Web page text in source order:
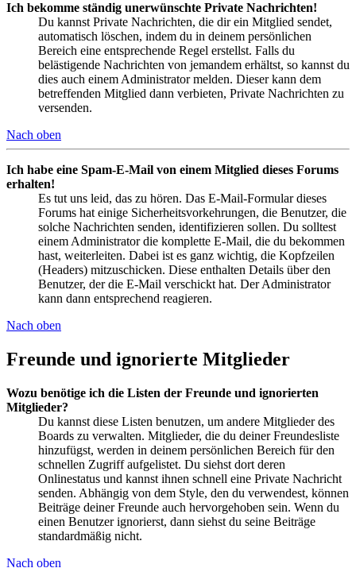
Ich bekomme ständig unerwünschte Private Nachrichten!
Du kannst Private Nachrichten, die dir ein Mitglied sendet,
automatisch löschen, indem du in deinem persönlichen
Bereich eine entsprechende Regel erstellst. Falls du
belästigende Nachrichten von jemandem erhältst, so kannst du
dies auch einem Administrator melden. Dieser kann dem
betreffenden Mitglied dann verbieten, Private Nachrichten zu
versenden.
Nach oben
Ich habe eine Spam-E-Mail von einem Mitglied dieses Forums
erhalten!
Es tut uns leid, das zu hören. Das E-Mail-Formular dieses
Forums hat einige Sicherheitsvorkehrungen, die Benutzer, die
solche Nachrichten senden, identifizieren sollen. Du solltest
einem Administrator die komplette E-Mail, die du bekommen
hast, weiterleiten. Dabei ist es ganz wichtig, die Kopfzeilen
(Headers) mitzuschicken. Diese enthalten Details über den
Benutzer, der die E-Mail verschickt hat. Der Administrator
kann dann entsprechend reagieren.
Nach oben
Freunde und ignorierte Mitglieder
Wozu benötige ich die Listen der Freunde und ignorierten
Mitglieder?
Du kannst diese Listen benutzen, um andere Mitglieder des
Boards zu verwalten. Mitglieder, die du deiner Freundesliste
hinzufügst, werden in deinem persönlichen Bereich für den
schnellen Zugriff aufgelistet. Du siehst dort deren
Onlinestatus und kannst ihnen schnell eine Private Nachricht
senden. Abhängig von dem Style, den du verwendest, können
Beiträge deiner Freunde auch hervorgehoben sein. Wenn du
einen Benutzer ignorierst, dann siehst du seine Beiträge
standardmäßig nicht.
Nach oben